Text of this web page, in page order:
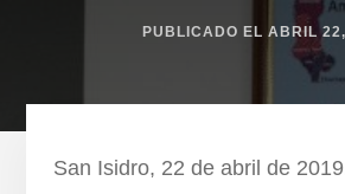
PUBLICADO EL ABRIL
San Isidro, 22 de abril de